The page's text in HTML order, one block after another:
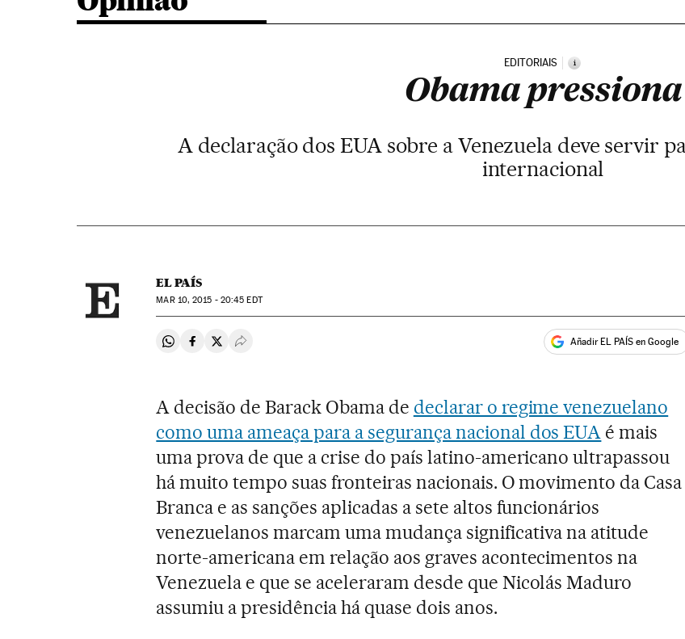
EDITORIAIS i
Obama pressiona
A declaração dos EUA sobre a Venezuela deve servir
internacional
EL PAÍS
MAR10, 2015 - 20:45 EDT
Compartir en Whatsapp
Compartir en Facebook
Compartir en Twitter
Desplegar Redes Sociales Añadir EL PAÍS en Google
A decisão de Barack Obama de declarar o regime venezuelano
como uma ameaça para a segurança nacional dos EUA é mais
uma prova de que a crise do país latino-americano ultrapassou
há muito tempo suas fronteiras nacionais. O movimento da Casa
Branca e as sanções aplicadas a sete altos funcionários
venezuelanos marcam uma mudança significativa na atitude
norte-americana em relação aos graves acontecimentos na
Venezuela e que se aceleraram desde que Nicolás Maduro
assumiu a presidência há quase dois anos.